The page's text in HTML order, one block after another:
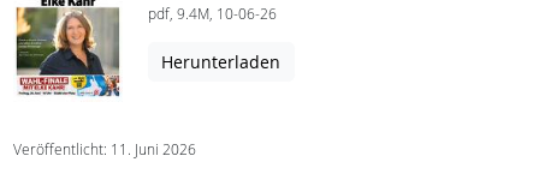
pdf, 9.4M, 10-06-26
Herunterladen
Veröffentlicht: 11. Juni 2026